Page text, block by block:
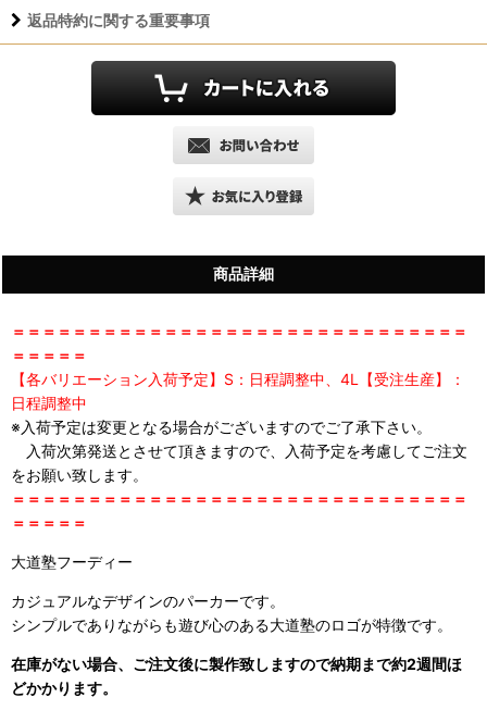
返品特約に関する重要事項
商品詳細
＝＝＝＝＝＝＝＝＝＝＝＝＝＝＝＝＝＝＝＝＝＝＝＝＝＝＝＝＝＝
＝＝＝＝＝
【各バリエーション入荷予定】S：日程調整中、4L【受注生産】：
日程調整中
※入荷予定は変更となる場合がございますのでご了承下さい。
入荷次第発送とさせて頂きますので、入荷予定を考慮してご注文
をお願い致します。
＝＝＝＝＝＝＝＝＝＝＝＝＝＝＝＝＝＝＝＝＝＝＝＝＝＝＝＝＝＝
＝＝＝＝＝
大道塾フーディー
カジュアルなデザインのパーカーです。
シンプルでありながらも遊び心のある大道塾のロゴが特徴です。
在庫がない場合、ご注文後に製作致しますので納期まで約2週間ほ
どかかります。